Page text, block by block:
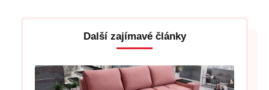
Další zajímavé články